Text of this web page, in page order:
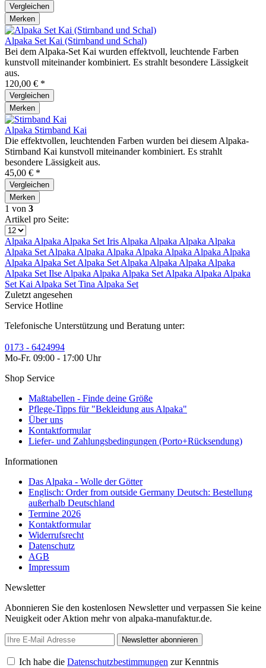
Vergleichen
Merken
Alpaka Set Kai (Stirnband und Schal)
Bei dem Alpaka-Set Kai wurden effektvoll, leuchtende Farben
kunstvoll miteinander kombiniert. Es strahlt besondere Lässigkeit
aus.
120,00 € *
Vergleichen
Merken
Alpaka Stirnband Kai
Die effektvollen, leuchtenden Farben wurden bei diesem Alpaka-
Stirnband Kai kunstvoll miteinander kombiniert. Es strahlt
besondere Lässigkeit aus.
45,00 € *
Vergleichen
Merken
1 von 3
Artikel pro Seite:
Alpaka Alpaka Alpaka Set Iris Alpaka Alpaka Alpaka Alpaka
Alpaka Set Alpaka Alpaka Alpaka Alpaka Alpaka Alpaka Alpaka
Alpaka Alpaka Set Alpaka Set Alpaka Alpaka Alpaka Alpaka
Alpaka Set Ilse Alpaka Alpaka Alpaka Set Alpaka Alpaka Alpaka
Set Kai Alpaka Set Tina Alpaka Set
Zuletzt angesehen
Service Hotline
Telefonische Unterstützung und Beratung unter:
0173 - 6424994
Mo-Fr. 09:00 - 17:00 Uhr
Shop Service
Maßtabellen - Finde deine Größe
Pflege-Tipps für "Bekleidung aus Alpaka"
Über uns
Kontaktformular
Liefer- und Zahlungsbedingungen (Porto+Rücksendung)
Informationen
Das Alpaka - Wolle der Götter
Englisch: Order from outside Germany Deutsch: Bestellung
außerhalb Deutschland
Termine 2026
Kontaktformular
Widerrufsrecht
Datenschutz
AGB
Impressum
Newsletter
Abonnieren Sie den kostenlosen Newsletter und verpassen Sie keine
Neuigkeit oder Aktion mehr von alpaka-manufaktur.de.
Newsletter abonnieren
Ich habe die Datenschutzbestimmungen zur Kenntnis